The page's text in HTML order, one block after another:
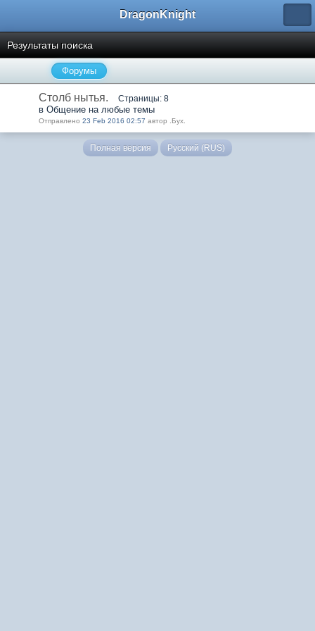
DragonKnight
Результаты поиска
Форумы
Столб нытья. Страницы: 8
в Общение на любые темы
Отправлено 23 Feb 2016 02:57 автор .Бyx.
Полная версия Русский (RUS)